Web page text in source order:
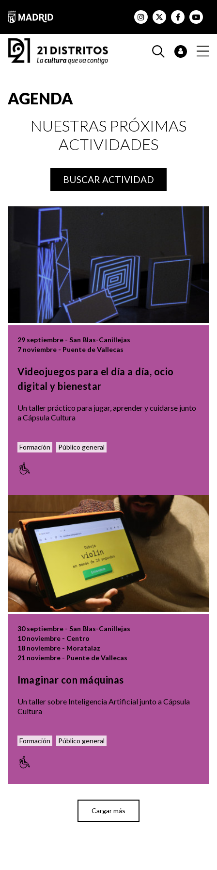
AGENDA
NUESTRAS PRÓXIMAS
ACTIVIDADES
BUSCAR ACTIVIDAD
29 septiembre - San Blas-Canillejas
7 noviembre - Puente de Vallecas
Videojuegos para el día a día, ocio
digital y bienestar
Un taller práctico para jugar, aprender y cuidarse junto
a Cápsula Cultura
Formación Público general
30 septiembre - San Blas-Canillejas
10 noviembre - Centro
18 noviembre - Moratalaz
21 noviembre - Puente de Vallecas
Imaginar con máquinas
Un taller sobre Inteligencia Artificial junto a Cápsula
Cultura
Formación Público general
Cargar más